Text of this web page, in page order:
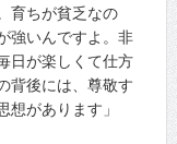
育ちが貧乏なの
強いんですよ。非
日が楽しくて仕方
背後には、尊敬す
があります」